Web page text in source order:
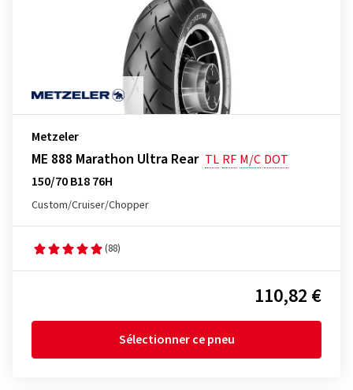
Metzeler
ME 888 Marathon Ultra Rear TL RF M/C DOT
150/70 B18 76H
Custom/Cruiser/Chopper
(88)
110,82 €
Sélectionner ce pneu